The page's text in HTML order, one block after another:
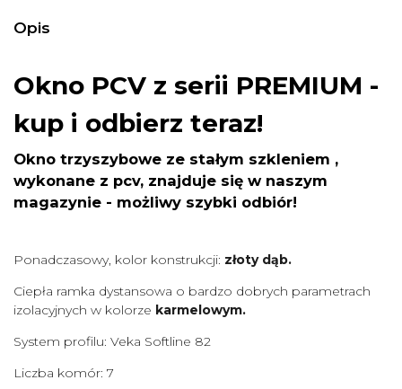
Opis
Okno PCV z serii PREMIUM -
kup i odbierz teraz!
Okno trzyszybowe ze stałym szkleniem ,
wykonane z pcv, znajduje się w naszym
magazynie - możliwy szybki odbiór!
Ponadczasowy, kolor konstrukcji: złoty dąb.
Ciepła ramka dystansowa o bardzo dobrych parametrach
izolacyjnych w kolorze karmelowym.
System profilu: Veka Softline 82
Liczba komór: 7